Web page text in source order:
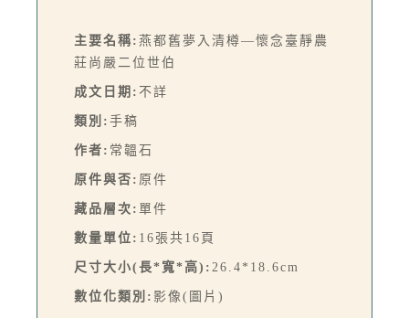
主要名稱: 燕都舊夢入清樽—懷念臺靜農
莊尚嚴二位世伯
成文日期: 不詳
類別: 手稿
作者: 常韞石
原件與否: 原件
藏品層次: 單件
數量單位: 16張共16頁
尺寸大小(長*寬*高): 26.4*18.6cm
數位化類別: 影像(圖片)